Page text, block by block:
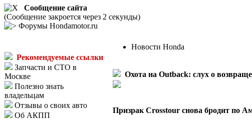
Сообщение сайта
(Сообщение закроется через 2 секунды)
Форумы Hondamotor.ru
Рекомендуемые ссылки
Запчасти и СТО в
Москве
Полезно знать
владельцам
Отзывы о своих авто
Об АКПП
Новости Honda
Охота на Outback: слух о
Призрак Crosstour снова бродит по